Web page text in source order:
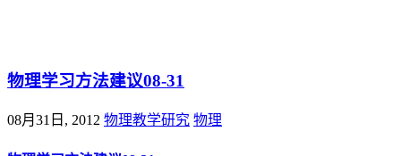
物理学习方法建议08-31
08月31日, 2012 物理教学研究 物理